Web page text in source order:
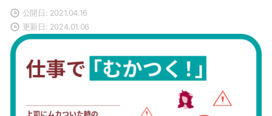
公開日: 2021.04.16
更新日: 2024.01.06